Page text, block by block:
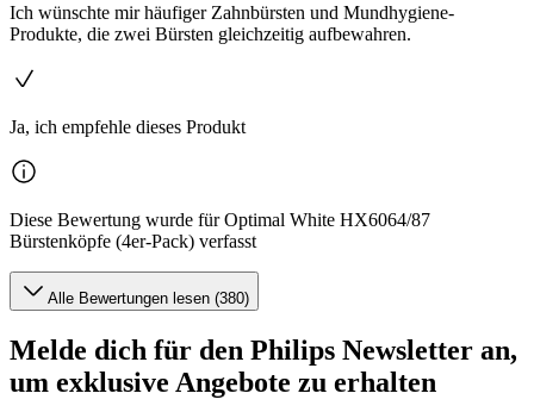
Ich wünschte mir häufiger Zahnbürsten und Mundhygiene-
Produkte, die zwei Bürsten gleichzeitig aufbewahren.
Ja, ich empfehle dieses Produkt
Diese Bewertung wurde für Optimal White HX6064/87
Bürstenköpfe (4er-Pack) verfasst
Alle Bewertungen lesen (380)
Melde dich für den Philips Newsletter an,
um exklusive Angebote zu erhalten